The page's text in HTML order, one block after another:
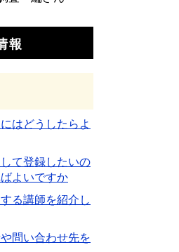
報
はどうしたらよ
て登録したいの
よいですか
る講師を紹介し
問い合わせ先を